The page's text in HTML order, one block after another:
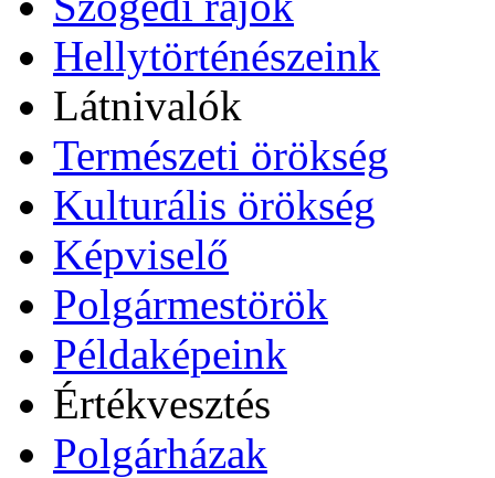
Hellytörténészeink
Látnivalók
Természeti örökség
Kulturális örökség
Képviselő
Polgármestörök
Példaképeink
Értékvesztés
Polgárházak